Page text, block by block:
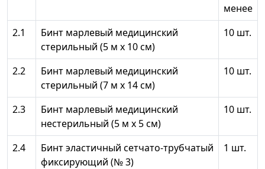
менее
2.1
Бинт марлевый медицинский
стерильный (5 м х 10 см)
10 шт.
2.2
Бинт марлевый медицинский
стерильный (7 м х 14 см)
10 шт.
2.3
Бинт марлевый медицинский
нестерильный (5 м х 5 см)
10 шт.
2.4
Бинт эластичный сетчато-трубчатый
фиксирующий (№ 3)
1 шт.